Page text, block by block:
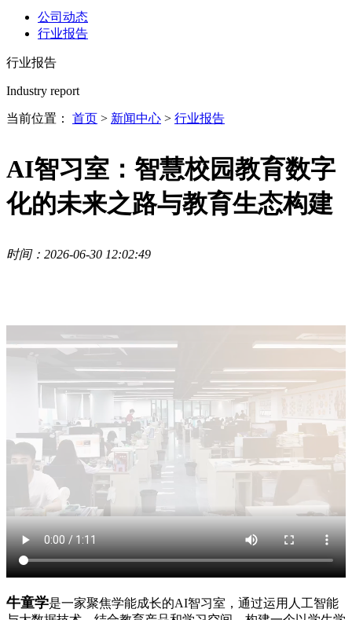
公司动态
行业报告
行业报告
Industry report
当前位置： 首页 > 新闻中心 > 行业报告
AI智习室：智慧校园教育数字
化的未来之路与教育生态构建
时间：2026-06-30 12:02:49
牛童学是一家聚焦学能成长的AI智习室，通过运用人工智能